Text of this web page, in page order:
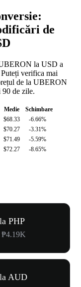
de
la USD a
verifica mai
de la UBERON
de zile.
Medie
Schimbare
$68.33
-6.66%
$70.27
-3.31%
$71.49
-5.59%
$72.27 -8.65%
PHP
₱4.19K
AUD